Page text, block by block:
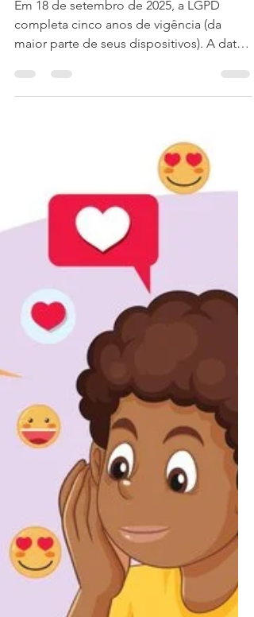
de Dados Pessoais,
Cinco Anos Depois
(18/09/2025)
maior parte de seus dispositivos). A data
importa por dois motivos: Primeiro,
porque encerra um ciclo de implantação
que começou em 18/09/2020 e
consolidou a proteção de dados como
um direito fundamental no país, inclusive
com a sua inclusão expressa no rol do art.
5º da Constituição. Segundo, porque se
atingiu a um novo patamar regulatório,
com regras expressas e claras, sanções
em funcionamento e parâmetr